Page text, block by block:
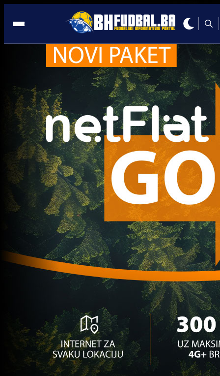
Tino Sven Sušić
Trenutno nema novosti za navedeni tag.
Najčitanije Najnovije
A Selekcija
UEFA kaznila BiH: Navijači neće
moći pratiti Zmajeve u Poljskoj i
Rumuniji!
4 sedmica 16 h
A Selekcija
Sve je gotovo: Edin Džeko donio
odluku, evo gdje nastavlja
1 sedmica 3 dan
A Selekcija
Ovo niko nije očekivao: Nikola
Vasilj iznenadio izborom novog
kluba!
3 sedmica 4 dan
A Selekcija